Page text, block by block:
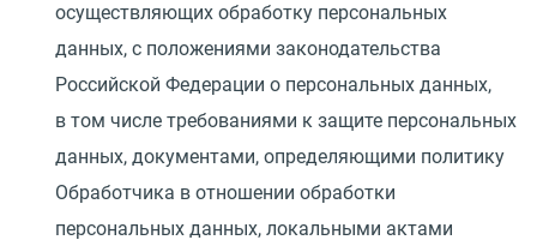
осуществляющих обработку персональных
данных, с положениями законодательства
Российской Федерации о персональных данных,
в том числе требованиями к защите персональных
данных, документами, определяющими политику
Обработчика в отношении обработки
персональных данных, локальными актами